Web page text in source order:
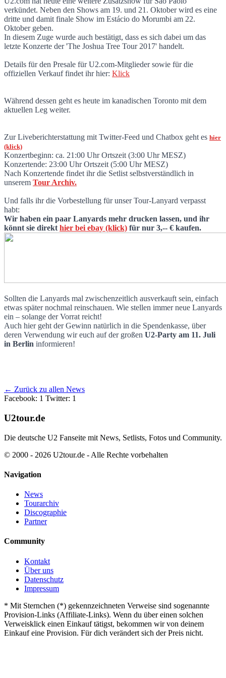
Zusatzshow in Sao Paolo -
verkündet. Neben den Shows am 19. und 21. Oktober wird es eine
dritte und damit finale Show im Estácio do Morumbi am 22.
Oktober geben.
In diesem Zuge wurde auch bestätigt, dass es sich dabei um das
letzte Konzerte der 'The Joshua Tree Tour 2017' handelt.
Details für den Presale für U2.com-Mitglieder sowie für die
offiziellen Verkauf findet ihr hier: Klick
Während dessen geht es heute im kanadischen Toronto mit dem
aktuellen Leg weiter.
Zur Liveberichterstattung mit Twitter-Feed und Chatbox geht es hier
(klick)
Konzertbeginn: ca. 21:00 Uhr Ortszeit (3:00 Uhr MESZ)
Konzertende: 23:00 Uhr Ortszeit (5:00 Uhr MESZ)
Nach Konzertende findet ihr die Setlist selbstverständlich in
unserem Tour Archiv.
Und falls ihr die Vorbestellung für unser Tour-Lanyard verpasst
habt:
Wir haben ein paar Lanyards mehr drucken lassen, und ihr
könnt sie direkt hier bei ebay (klick) für nur 3,-- € kaufen.
Sollten die Lanyards mal zwischenzeitlich ausverkauft sein, einfach
etwas später nochmal reinschauen. Wie stellen immer neue Lanyards
ein – solange der Vorrat reicht!
Auch hier geht der Gewinn natürlich in die Spendenkasse, über
deren Verwendung wir euch auf der großen U2-Party am 11. Juli
in Berlin informieren!
← Zurück zu allen News
Facebook: 1 Twitter: 1
U2tour.de
Die deutsche U2 Fanseite mit News, Setlists, Fotos und Community.
© 2000 - 2026 U2tour.de - Alle Rechte vorbehalten
Navigation
News
Tourarchiv
Discographie
Partner
Community
Kontakt
Über uns
Datenschutz
Impressum
* Mit Sternchen (*) gekennzeichneten Verweise sind sogenannte
Provision-Links (Affiliate-Links). Wenn du über einen solchen
Verweisklick einen Einkauf tätigst, bekommen wir von deinem
Einkauf eine Provision. Für dich verändert sich der Preis nicht.